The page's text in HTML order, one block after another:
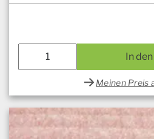
In
Meinen Preis